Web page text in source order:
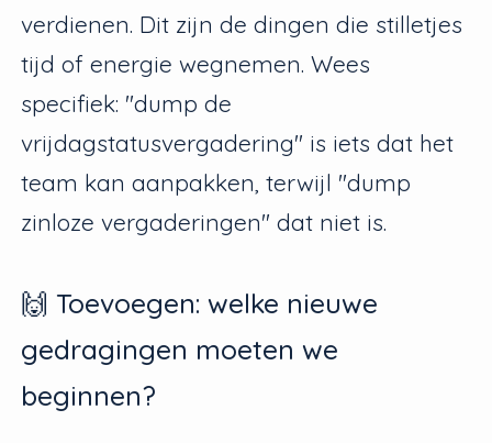
verdienen. Dit zijn de dingen die stilletjes
tijd of energie wegnemen. Wees
specifiek: "dump de
vrijdagstatusvergadering" is iets dat het
team kan aanpakken, terwijl "dump
zinloze vergaderingen" dat niet is.
🙌 Toevoegen: welke nieuwe
gedragingen moeten we
beginnen?